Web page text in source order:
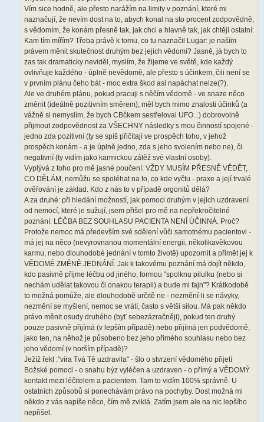
Vím sice hodně, ale přesto narážím na limity v poznání, které mi
naznačují, že nevím dost na to, abych konal na sto procent zodpovědně,
s vědomím, že konám přesně tak, jak chci a hlavně tak, jak chtějí ostatní:
Kam tím mířím? Třeba právě k tomu, co tu naznačil Lugar: je naším
právem měnit skutečnost druhým bez jejich vědomí? Jasně, já bych to
zas tak dramaticky neviděl, myslím, že žijeme ve světě, kde každý
ovlivňuje každého - úplně nevědomě, ale přesto s účinkem, čili není se
v prvním plánu čeho bát - moc extra škod asi napáchat nelze(?).
Ale ve druhém plánu, pokud pracuji s něčím vědomě - ve snaze něco
změnit (ideálně pozitivním směrem), měl bych mimo znalosti účinků (a
vážně si nemyslím, že bych CBčkem sestřeloval UFO...) dobrovolně
přijmout zodpovědnost za VŠECHNY následky s mou činností spojené -
jedno zda pozitivní (ty se spíš přičítají ve prospěch toho, v jehož
prospěch konám - a je úplně jedno, zda s jeho svolením nebo ne), či
negativní (ty vidím jako karmickou zátěž své vlastní osoby).
Vyplývá z toho pro mě jasné poučení: VŽDY MUSÍM PŘESNĚ VĚDĚT,
CO DĚLÁM, nemůžu se spoléhat na to, co kde vyčtu - praxe a její trvalé
ověřování je základ. Kdo z nás to v případě orgonitů dělá?
A za druhé: při hledání možností, jak pomoci druhým v jejich uzdravení
od nemocí, které je sužují, jsem přišel pro mě na nepřekročitelné
poznání: LÉČBA BEZ SOUHLASU PACIENTA NENÍ ÚČINNÁ. Proč?
Protože nemoc má především své sdělení vůči samotnému pacientovi -
má jej na něco (nevyrovnanou momentální energii, několikavěkovou
karmu, nebo dlouhodobé jednání v tomto životě) upozornit a přimět jej k
VĚDOMÉ ZMĚNĚ JEDNÁNÍ. Jak k takovému poznání má dojít někdo,
kdo pasivně přijme léčbu od jiného, formou "spolknu pilulku (nebo si
nechám udělat takovou či onakou terapii) a bude mi fajn"? Krátkodobě
to možná pomůže, ale dlouhodobě určitě ne - nezmění-li se návyky,
nezmění se myšlení, nemoc se vrátí, často s větší silou. Má pak někdo
právo měnit osudy druhého (byť sebezázračněji), pokud ten druhý
pouze pasivně přijímá (v lepším případě) nebo přijímá jen podvědomě,
jako ten, na něhož je působeno bez jeho přímého souhlasu nebo bez
jeho vědomí (v horším případě)?
Ježíž řekl :"víra Tvá Tě uzdravila" - šlo o stvrzení vědomého přijetí
Božské pomoci - o snahu býz vyléčen a uzdraven - o přímý a VĚDOMÝ
kontakt mezi léčitelem a pacientem. Tam to vidím 100% správně. U
ostatních způsobů si ponechávám právo na pochyby. Dost možná mi
někdo z vás napíše něco, čím mě zviklá. Zatím jsem ale na nic lepšího
nepřišel.